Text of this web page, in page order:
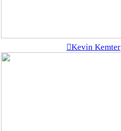
︎Kevin Kemter